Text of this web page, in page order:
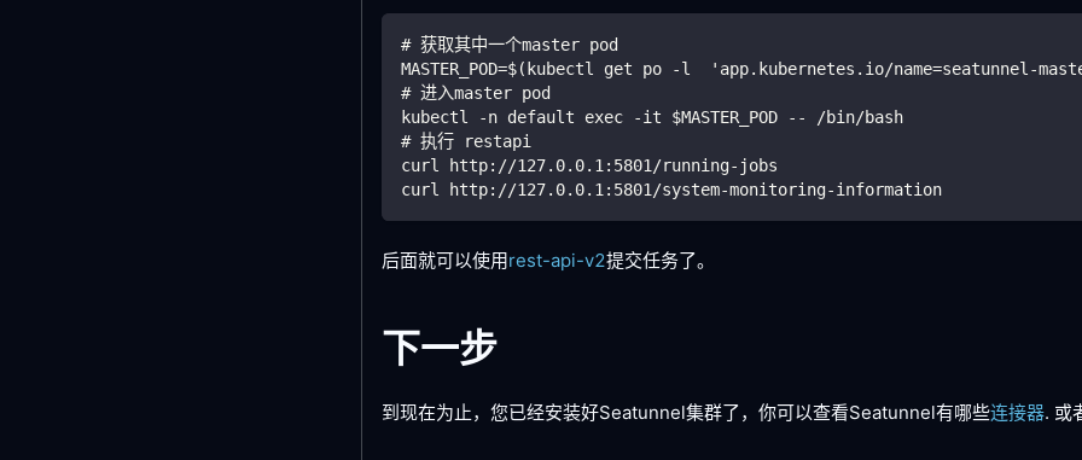
# 获取其中一个master pod
MASTER_POD=$(kubectl get po -l  'app.kubernetes.io/
# 进入master pod
kubectl -n default exec -it $MASTER_POD -- /bin/bash
# 执行 restapi
curl http://127.0.0.1:5801/running-jobs
curl http://127.0.0.1:5801/system-monitoring-information
后面就可以使用rest-api-v2提交任务了。
下一步
到现在为止，您已经安装好Seatunnel集群了，你可以查看Seatunnel有哪些连接器. 或